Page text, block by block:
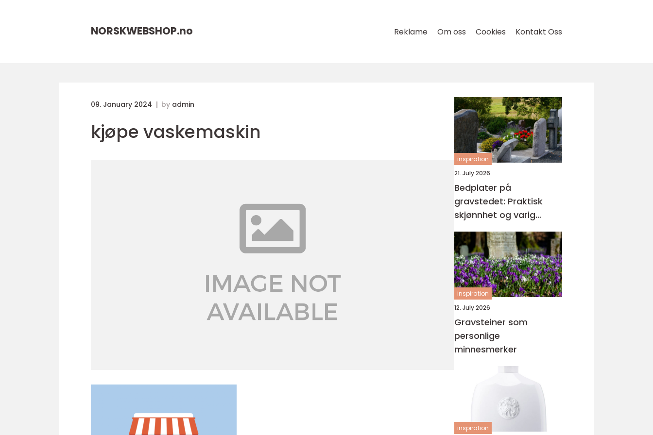
NORSKWEBSHOP.no Reklame Om oss Cookies Kontakt Oss
09. January 2024 by admin
kjøpe vaskemaskin
inspiration
21. July 2026
Bedplater på
gravstedet: Praktisk
skjønnhet og varig
orden
inspiration
12. July 2026
Gravsteiner som
personlige
minnesmerker
inspiration